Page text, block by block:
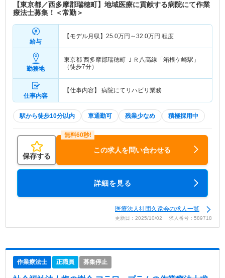
【東京都／西多摩郡瑞穂町】地域医療に貢献する病院にて作業
療法士募集！＜常勤＞
給与
【モデル月収】 25.0万円～32.0万円 程度
勤務地
東京都 西多摩郡瑞穂町 ＪＲ八高線「箱根ケ崎駅」
（徒歩7分）
仕事内容
【仕事内容】 病院にてリハビリ業務
駅から徒歩10分以内 車通勤可 残業少なめ 積極採用中
保存する
この求人を問い合わせる
詳細を見る
医療法人社団久遠会の求人一覧
更新日：2025/10/02 求人番号：589718
作業療法士 正職員 募集停止